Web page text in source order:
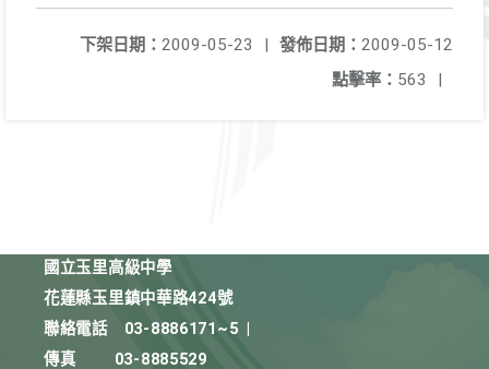
發佈日期： 2009-05-12
下架日期： 2009-05-23
|
點擊率： 563 |
國立玉里高級中學
花蓮縣玉里鎮中華路424號
聯絡電話
03-8886171~5
傳真
03-8885529